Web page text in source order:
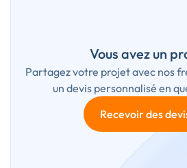
Vous avez un
Partagez votre projet avec nos
un devis personnalisé en
Recevoir des